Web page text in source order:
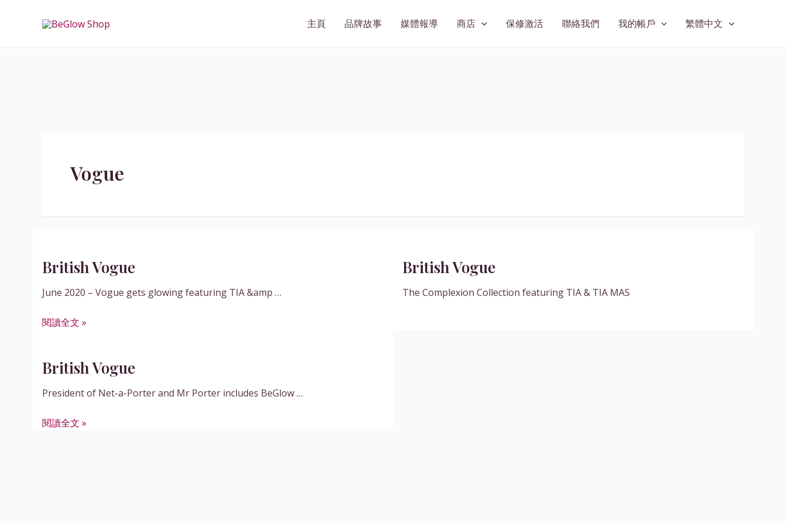
主頁 品牌故事 媒體報導 商店 保修激活 聯絡我們 我的帳戶 繁體中文
Vogue
British Vogue
June 2020 – Vogue gets glowing featuring TIA &amp …
British
閱讀全文 »
British Vogue
The Complexion Collection featuring TIA & TIA MAS
British Vogue
President of Net-a-Porter and Mr Porter includes BeGlow …
British
閱讀全文 »